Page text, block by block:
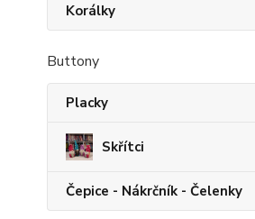
Korálky
Buttony
Placky
Skřítci
Čepice - Nákrčník - Čelenky